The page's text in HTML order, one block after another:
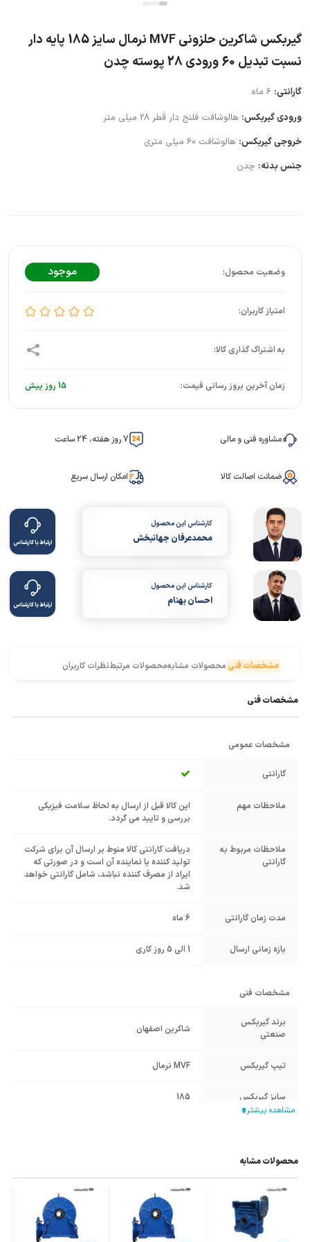
گیربکس شاکرین حلزونی MVF نرمال سایز 185 پایه دار
نسبت تبدیل 60 ورودی 28 پوسته چدن
گارانتی:
ورودی گیربکس: هالوشافت فلنج دار قطر 28 میلی متر
خروجی گیربکس: هالوشافت 60 میلی متری
جنس بدنه: چدن
موجود
زمان آخرین بروز رسانی قیمت: 15 روز پیش
مشاوره فنی و مالی 7 روز هفته، 24 ساعت
ضمانت اصالت کالا امکان ارسال سریع
کارشناس این محصول
محمدعرفان جهانبخش ارتباط با کارشناس
کارشناس این محصول
احسان بهنام ارتباط با کارشناس
مشخصات فنی محصولات مشابهمحصولات مرتبطنظرات کاربران
مشخصات فنی
مشخصات عمومی
گارانتی
ملاحظات مهم
این کالا قبل از ارسال به لحاظ سلامت فیزیکی
بررسی و تایید می گردد.
ملاحظات مربوط به
گارانتی
دریافت گارانتی کالا منوط بر ارسال آن برای شرکت
تولید کننده یا نماینده آن است و در صورتی که
ایراد از مصرف کننده نباشد، شامل گارانتی خواهد
شد.
مدت زمان گارانتی 6 ماه
بازه زمانی ارسال 1 الی 5 روز کاری
مشخصات فنی
برند گیربکس
صنعتی
شاکرین اصفهان
تیپ گیربکس MVF نرمال
سایز گیربکس 185
28
فریم الکتروموتور
معادل
112
محصولات مشابه